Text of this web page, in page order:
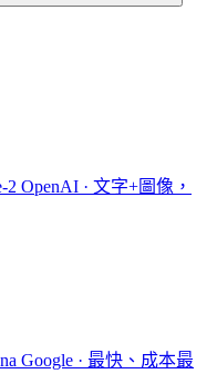
2 OpenAI · 文字+圖像，
Google · 最快、成本最